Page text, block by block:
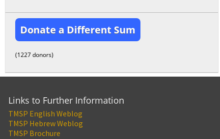
Donate a Different Sum
(1227 donors)
Links to Further Information
TMSP English Weblog
TMSP Hebrew Weblog
TMSP Brochure